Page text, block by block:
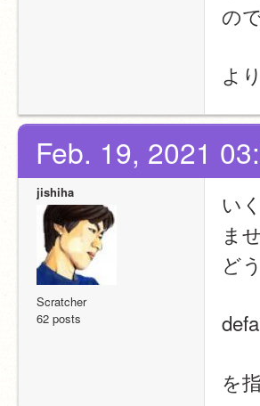
の
よ
Feb. 19, 2021
jishiha
Scratcher
62 posts
い
ま
ど
を